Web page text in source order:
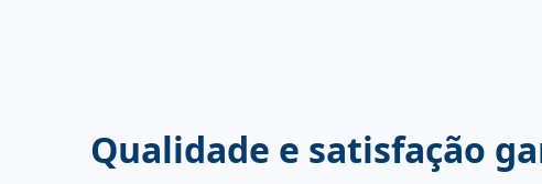
Qualidade e satisfação